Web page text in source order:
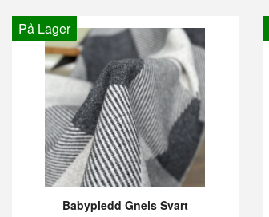
På Lager
Babypledd Gneis Svart